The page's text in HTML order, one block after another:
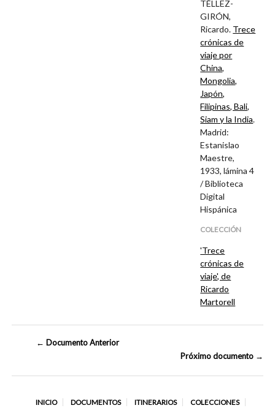
TÉLLEZ-
GIRÓN,
Ricardo. Trece
crónicas de
viaje por
China,
Mongolia,
Japón,
Filipinas, Bali,
Siam y la India.
Madrid:
Estanislao
Maestre,
1933, lámina 4
/Biblioteca
Digital
Hispánica
COLECCIÓN
'Trece
crónicas de
viaje', de
Ricardo
Martorell
← Documento Anterior
Próximo documento →
INICIO DOCUMENTOS ITINERARIOS COLECCIONES